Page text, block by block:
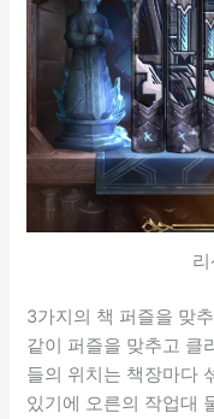
3가지의 책 퍼즐을 맞
같이 퍼즐을 맞추고 클
들의 위치는 책장마다
있기에 오른의 작업대